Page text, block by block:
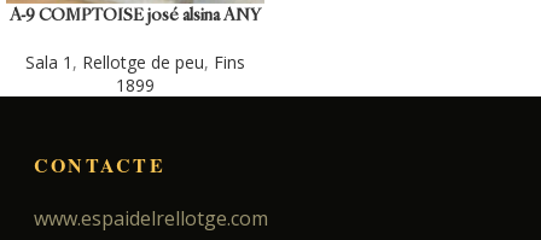
A-9 COMPTOISE josé alsina ANY
Sala 1 , Rellotge de peu, Fins
1899
CONTACTE
www.espaidelrellotge.com